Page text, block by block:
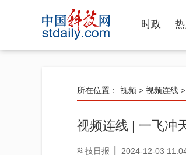
时政
所在位置： 视频 > 视频连线 >
视频连线 | 一飞冲
科技日报 2024-12-03